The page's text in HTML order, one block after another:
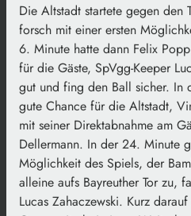
Die Altstadt startete gegen den
forsch mit einer ersten
6. Minute hatte dann Felix
für die Gäste, SpVgg-Keeper
gut und fing den Ball sicher. In
gute Chance für die Altstadt,
mit seiner Direktabnahme am
Dellermann. In der 24. Minute
Möglichkeit des Spiels, der
alleine aufs Bayreuther Tor zu,
Lucas Zahaczewski. Kurz